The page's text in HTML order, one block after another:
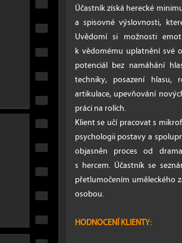
Účastník získá herecké
a spisovné výslovnosti,
Uvědomí si možnosti
k vědomému uplatnění své
potenciál bez namáhání
techniky, posazení hlasu,
artikulace, upevňování
práci na rolích.
Klient se učí pracovat s
psychologii postavy a
objasněn proces od
s hercem. Účastník se
přetlumočením uměleckého
osobou.
HODNOCENÍ KLIENTY: